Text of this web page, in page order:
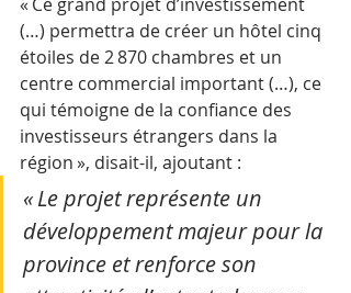
(…) permettra de créer un hôtel cinq
étoiles de 2 870 chambres et un
centre commercial important (…), ce
qui témoigne de la confiance des
investisseurs étrangers dans la
région », disait-il, ajoutant :
« Le projet représente un
développement majeur pour la
province et renforce son